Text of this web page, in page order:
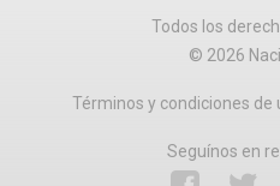
Todos los
© 2026
Términos y condiciones de
Seguínos en